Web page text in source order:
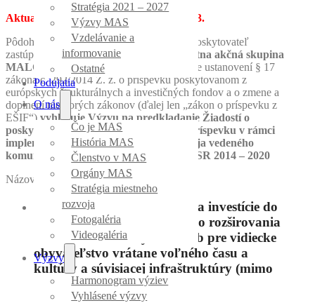
Stratégia 2021 – 2027
Výzvy MAS
Vzdelávanie a
informovanie
Ostatné
Podujatia
O nás
Čo je MAS
História MAS
Členstvo v MAS
Orgány MAS
Stratégia miestneho
rozvoja
Fotogaléria
Videogaléria
Výzvy
Harmonogram výziev
Vyhlásené výzvy
Aktualizovaná s účinnosťou od 20.9.2023.
Pôdohospodárska platobná agentúra, ako poskytovateľ
zastúpená miestnou akčnou skupinou
Miestna akčná skupina
MALOHONT(ďalej len „MAS“) v zmysle ustanovení § 17
zákona č. 292/2014 Z. z. o príspevku poskytovanom z
európskych štrukturálnych a investičných fondov a o zmene a
doplnení niektorých zákonov (ďalej len „zákon o príspevku z
EŠIF“) vyhlasuje Výzvu na predkladanie Žiadostí o
poskytnutie nenávratného finančného príspevku v rámci
implementácie stratégie miestneho rozvoja vedeného
komunitou z Programu rozvoja vidieka SR 2014 – 2020
Názov podopatrenia PRV:
309074001 – 7.4. Podpora na investície do
vytvárania, zlepšovania alebo rozširovania
miestnych základných služieb pre vidiecke
obyvateľstvo vrátane voľného času a
kultúry a súvisiacej infraštruktúry (mimo
Bratislavský kraj)